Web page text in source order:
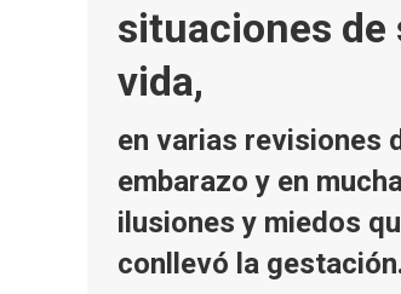
situaciones de
vida,
en varias revisiones
embarazo y en
ilusiones y miedos
conllevó la